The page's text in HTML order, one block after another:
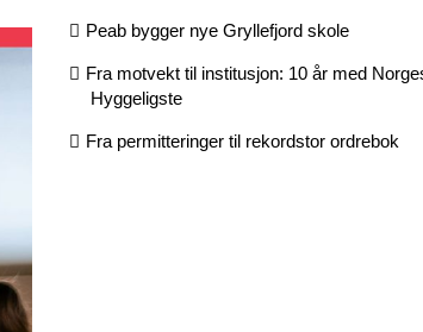
Peab bygger nye Gryllefjord skole
Fra motvekt til institusjon: 10 år med
Hyggeligste
Fra permitteringer til rekordstor ordrebok